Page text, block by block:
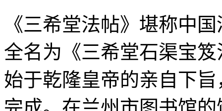
《三希堂法帖》堪称中
全名为《三希堂石渠宝
始于乾隆皇帝的亲自下